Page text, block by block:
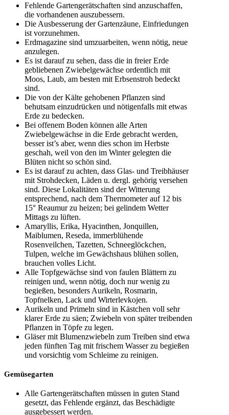
Fehlende Gartengerätschaften sind anzuschaffen,
die vorhandenen auszubessern.
Die Ausbesserung der Gartenzäune, Einfriedungen
ist vorzunehmen.
Erdmagazine sind umzuarbeiten, wenn nötig, neue
anzulegen.
Es ist darauf zu sehen, dass die in freier Erde
gebliebenen Zwiebelgewächse ordentlich mit
Moos, Laub, am besten mit Erbsenstroh bedeckt
sind.
Die von der Kälte gehobenen Pflanzen sind
behutsam einzudrücken und nötigenfalls mit etwas
Erde zu bedecken.
Bei offenem Boden können alle Arten
Zwiebelgewächse in die Erde gebracht werden,
besser ist’s aber, wenn dies schon im Herbste
geschah, weil von den im Winter gelegten die
Blüten nicht so schön sind.
Es ist darauf zu achten, dass Glas- und Treibhäuser
mit Strohdecken, Läden u. dergl. gehörig versehen
sind. Diese Lokalitäten sind der Witterung
entsprechend, nach dem Thermometer auf 12 bis
15° Reaumur zu heizen; bei gelindem Wetter
Mittags zu lüften.
Amaryllis, Erika, Hyacinthen, Jonquillen,
Maiblumen, Reseda, immerblühende
Rosenveilchen, Tazetten, Schneeglöckchen,
Tulpen, welche im Gewächshaus blühen sollen,
brauchen volles Licht.
Alle Topfgewächse sind von faulen Blättern zu
reinigen und, wenn nötig, doch nur wenig zu
begießen, besonders Aurikeln, Rosmarin,
Topfnelken, Lack und Wirterlevkojen.
Aurikeln und Primeln sind in Kästchen voll sehr
klarer Erde zu säen; Zwiebeln von später treibenden
Pflanzen in Töpfe zu legen.
Gläser mit Blumenzwiebeln zum Treiben sind etwa
jeden fünften Tag mit frischem Wasser zu begießen
und vorsichtig vom Schleime zu reinigen.
Gemüsegarten
Alle Gartengerätschaften müssen in guten Stand
gesetzt, das Fehlende ergänzt, das Beschädigte
ausgebessert werden.